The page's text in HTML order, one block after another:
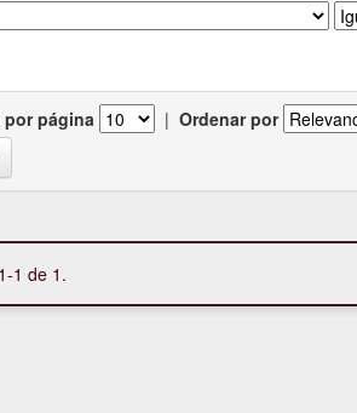
página | Ordenar por
1 de 1.